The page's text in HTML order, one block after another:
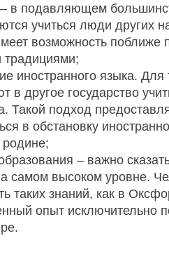
в подавляющем
учиться люди других
возможность поближе
традициями;
иностранного языка. Для
в другое государство
Такой подход
в обстановку
родине;
– важно
самом высоком уровне.
таких знаний, как в
опыт исключительно